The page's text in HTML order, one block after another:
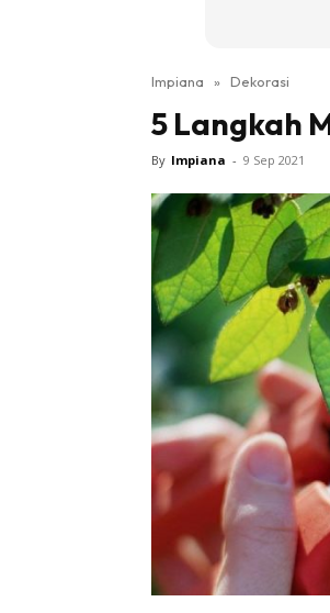
Impiana » Dekorasi
5 Langkah
By Impiana - 9 Sep 2021